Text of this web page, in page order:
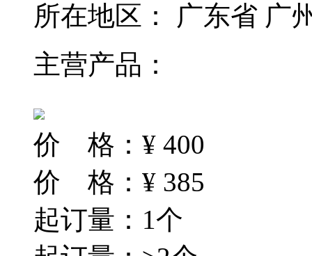
所在地区： 广东省 广
主营产品：
价 格： ¥ 400
价 格： ¥ 385
起订量：1个